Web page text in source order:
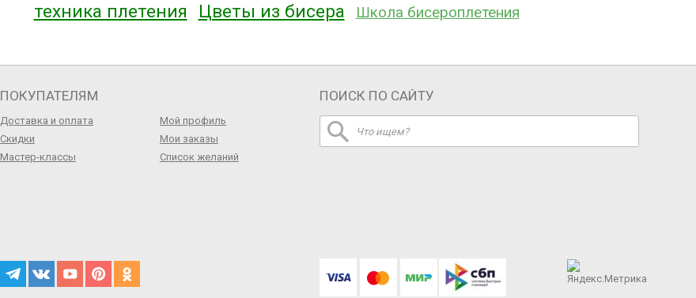
техника плетения
Цветы из бисера Школа бисероплетения
ПОКУПАТЕЛЯМ
Доставка и оплата
Скидки
Мастер-классы
Мой профиль
Мои заказы
Список желаний
ПОИСК ПО САЙТУ